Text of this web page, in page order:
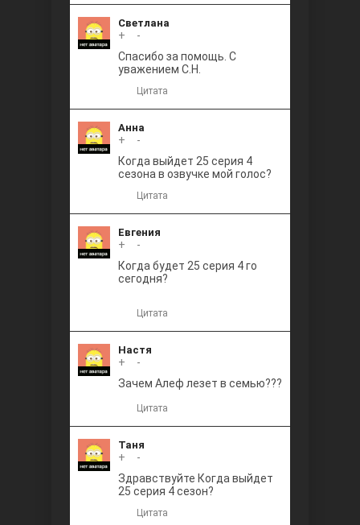
Светлана
+
-
Спасибо за помощь. С
уважением С.Н.
Цитата
Анна
+
-
Когда выйдет 25 серия 4
сезона в озвучке мой голос?
Цитата
Евгения
+
-
Когда будет 25 серия 4 го
сегодня?
Цитата
Настя
+
-
Зачем Алеф лезет в семью???
Цитата
Таня
+
-
Здравствуйте Когда выйдет
25 серия 4 сезон?
Цитата